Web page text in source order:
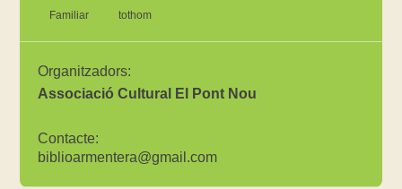
Familiar tothom
Organitzadors:
Associació Cultural El Pont Nou
Contacte:
biblioarmentera@gmail.com